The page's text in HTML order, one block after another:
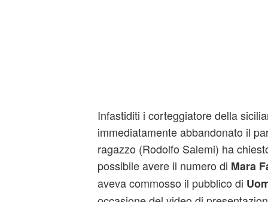
Infastiditi i corteggiatore della
immediatamente abbandonato il
ragazzo (Rodolfo Salemi) ha
possibile avere il numero di Mara
aveva commosso il pubblico di